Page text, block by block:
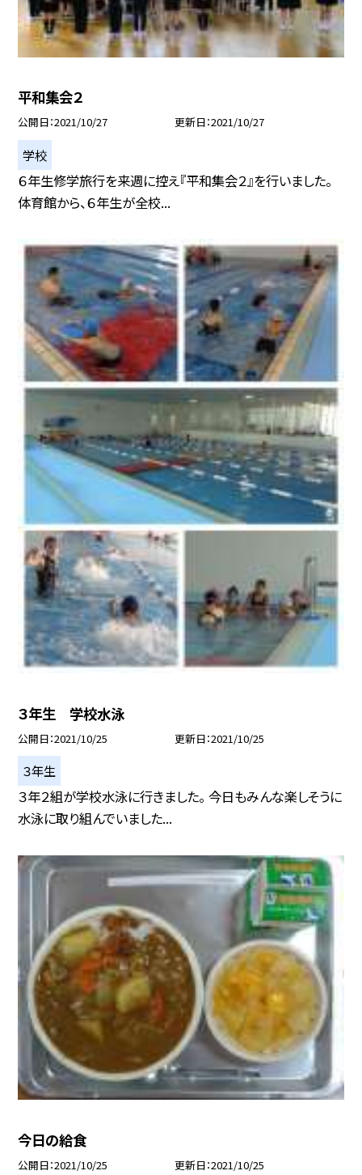
平和集会２
公開日 2021/10/27 更新日 2021/10/27
学校
６年生修学旅行を来週に控え『平和集会２』を行いました。
体育館から、６年生が全校...
３年生 学校水泳
公開日 2021/10/25 更新日 2021/10/25
３年生
３年２組が学校水泳に行きました。 今日もみんな楽しそうに
水泳に取り組んでいました...
今日の給食
公開日 2021/10/25 更新日 2021/10/25